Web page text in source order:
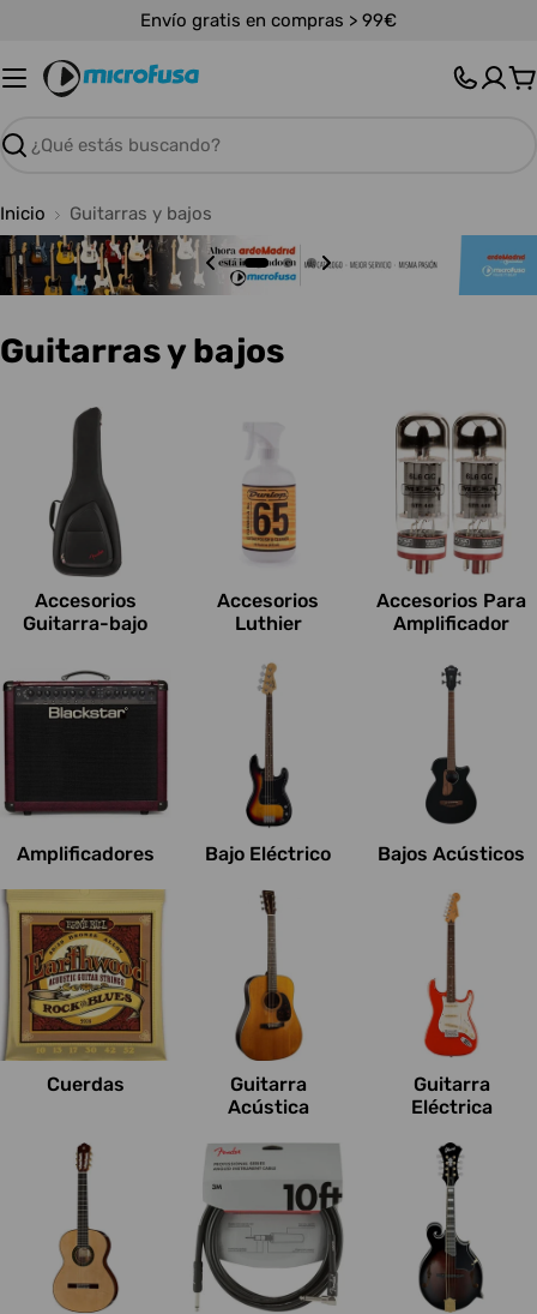
contenido
Envío gratis en compras > 99€
Buscar
Inicio Guitarras y bajos
C
e
s
:
Guitarras y bajos
Accesorios
Guitarra-bajo
Accesorios
Luthier
Accesorios Para
Amplificador
Amplificadores Bajo Eléctrico Bajos Acústicos
Cuerdas
Guitarra
Acústica
Guitarra
Eléctrica